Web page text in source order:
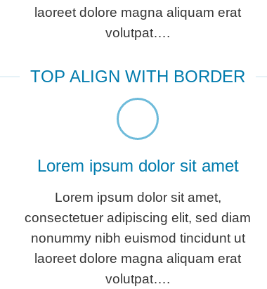
laoreet dolore magna aliquam erat
volutpat….
TOP ALIGN WITH BORDER
Lorem ipsum dolor sit amet
Lorem ipsum dolor sit amet,
consectetuer adipiscing elit, sed diam
nonummy nibh euismod tincidunt ut
laoreet dolore magna aliquam erat
volutpat….